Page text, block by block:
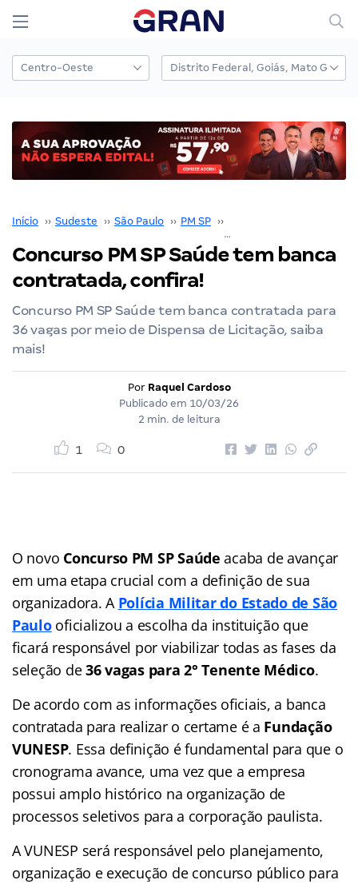
Início ›› Sudeste ›› São Paulo ›› PM SP ››
Concurso PM SP Saúde tem banca
contratada, confira!
Concurso PM SP Saúde tem banca contratada para
36 vagas por meio de Dispensa de Licitação, saiba
mais!
Por Raquel Cardoso
Publicado em 10/03/26
2 min. de leitura
1 0
O novo Concurso PM SP Saúde acaba de avançar
em uma etapa crucial com a definição de sua
organizadora. A Polícia Militar do Estado de São
Paulooficializou a escolha da instituição que
ficará responsável por viabilizar todas as fases da
seleção de36 vagas para 2° Tenente Médico.
De acordo com as informações oficiais, a banca
contratada para realizar o certame é a Fundação
VUNESP. Essa definição é fundamental para que o
cronograma avance, uma vez que a empresa
possui amplo histórico na organização de
processos seletivos para a corporação paulista.
A VUNESP será responsável pelo planejamento,
organização e execução de concurso público para